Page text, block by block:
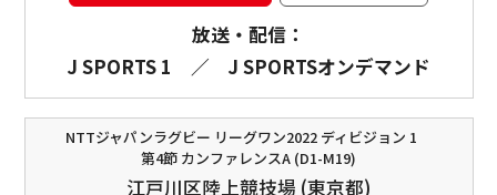
放送・配信：
J SPORTS 1
／ J SPORTSオンデマンド
NTTジャパンラグビー リーグワン2022 ディビジョン 1
第4節 カンファレンスA (D1-M19)
江戸川区陸上競技場 (東京都)